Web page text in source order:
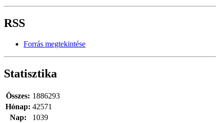
RSS
Forrás megtekintése
Statisztika
Összes: 1886293
Hónap: 42571
Nap:
1039